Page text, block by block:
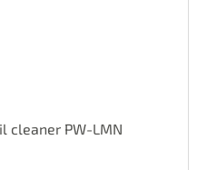
cleaner PW-LMN